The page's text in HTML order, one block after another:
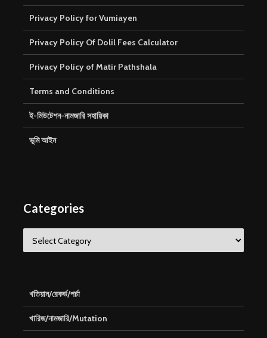
Privacy Policy for Vumiayen
Privacy Policy Of Dolil Fees Calculator
Privacy Policy of Matir Pathshala
Terms and Conditions
ই-মিউটেশন-নামজারি সহায়িকা
ভূমি আইন
Categories
খতিয়ান/রেকর্ড/পর্চা
খারিজ/নামজারি/Mutation